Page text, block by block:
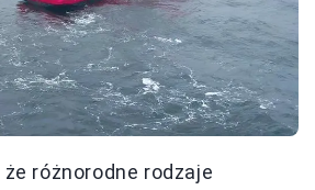
różnorodne rodzaje